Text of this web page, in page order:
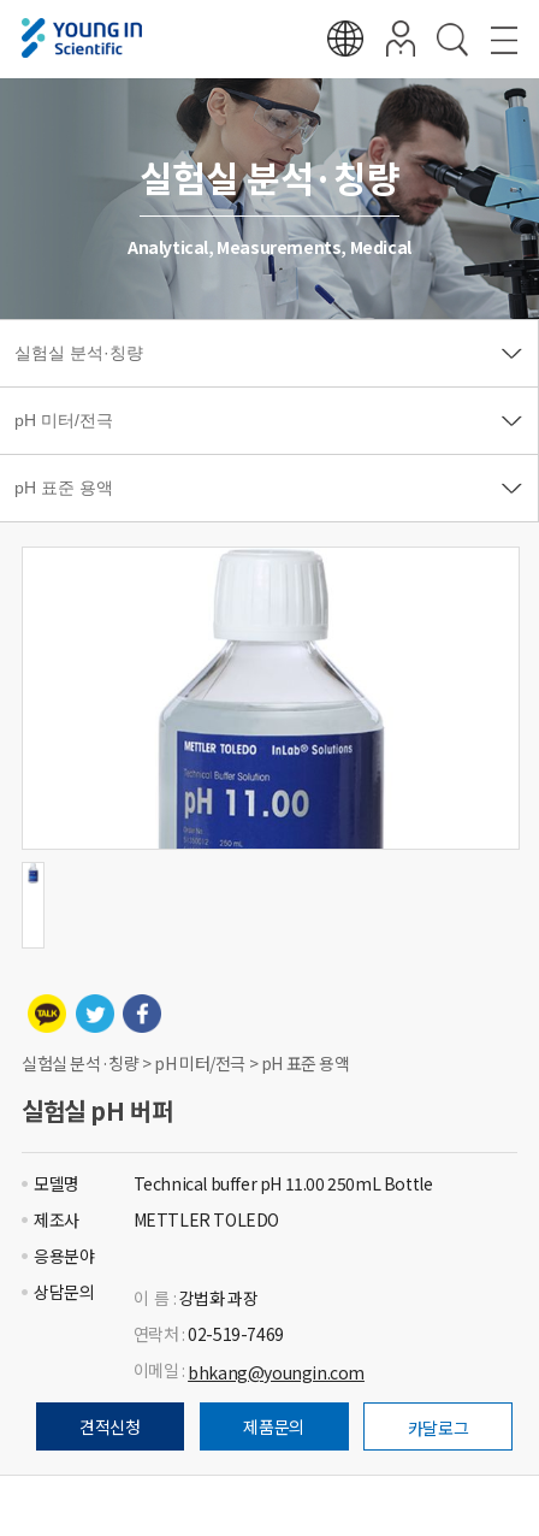
실험실 분석·칭량
Analytical, Measurements, Medical
실험실 분석·칭량 > pH 미터/전극 > pH 표준 용액
실험실 pH 버퍼
모델명
Technical buffer pH 11.00 250mL Bottle
제조사
METTLER TOLEDO
응용분야
상담문의
이 름 :강법화 과장
연락처 :02-519-7469
이메일 : bhkang@youngin.com
견적신청 제품문의 카달로그